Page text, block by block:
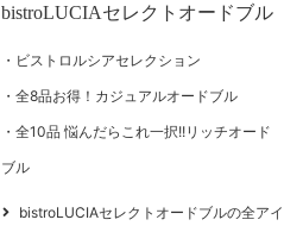
bistroLUCIAセレクトオードブル
ビストロルシアセレクション
全8品お得！カジュアルオードブル
全10品 悩んだらこれ一択!!リッチオード
ブル
bistroLUCIAセレクトオードブルの全アイ